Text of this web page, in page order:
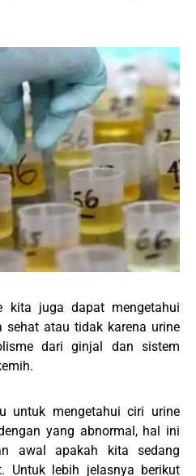
kita juga dapat mengetahui
atau tidak karena urine
dari ginjal dan sistem
untuk mengetahui ciri urine
yang abnormal, hal ini
awal apakah kita sedang
Untuk lebih jelasnya berikut